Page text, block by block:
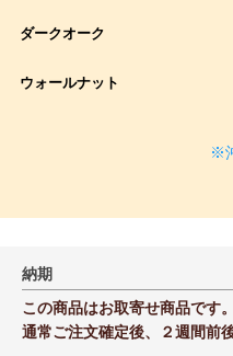
ダークオーク
ウォールナット
※
納期
この商品はお取寄せ商品です。
通常ご注文確定後、２週間前